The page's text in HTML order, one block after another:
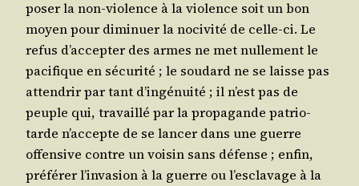
po­ser la non-vio­lence à la vio­lence soit un bon
moyen pour dimi­nuer la noci­vi­té de celle-ci. Le
refus d’ac­cep­ter des armes ne met nul­le­ment le
paci­fique en sécu­ri­té ; le sou­dard ne se laisse pas
atten­drir par tant d’in­gé­nui­té ; il n’est pas de
peuple qui, tra­vaillé par la pro­pa­gande patrio­
tarde n’ac­cepte de se lan­cer dans une guerre
offen­sive contre un voi­sin sans défense ; enfin,
pré­fé­rer l’in­va­sion à la guerre ou l’es­cla­vage à la